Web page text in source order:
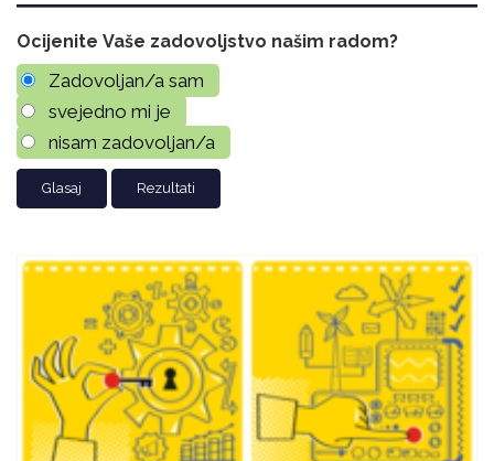
Ocijenite Vaše zadovoljstvo našim radom?
Zadovoljan/a sam
svejedno mi je
nisam zadovoljan/a
Rezultati